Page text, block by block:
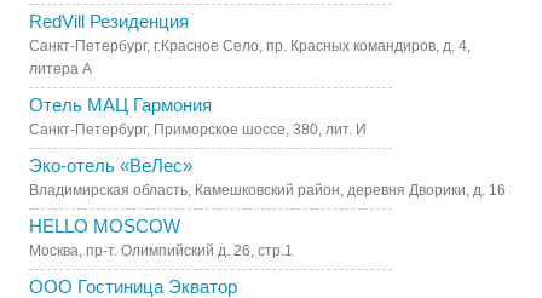
RedVill Резиденция
Санкт-Петербург, г.Красное Село, пр. Красных командиров, д. 4,
литера А
Отель МАЦ Гармония
Санкт-Петербург, Приморское шоссе, 380, лит. И
Эко-отель «ВеЛес»
Владимирская область, Камешковский район, деревня Дворики, д. 16
HELLO MOSCOW
Москва, пр-т. Олимпийский д. 26, стр.1
ООО Гостиница Экватор